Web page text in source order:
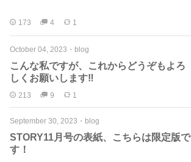
173 4 1
October 04, 2023 ・ blog
こんな私ですが、これからどうぞもよろ
しくお願いします‼︎
213 9 1
September 30, 2023 ・ blog
STORY11月号の表紙、こちらは限定版で
す！